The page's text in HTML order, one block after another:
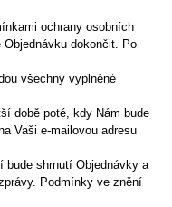
ochrany osobních
Objednávku dokončit. Po
všechny vyplněné
době poté, kdy Nám bude
Vaši e-mailovou adresu
bude shrnutí Objednávky a
Podmínky ve znění